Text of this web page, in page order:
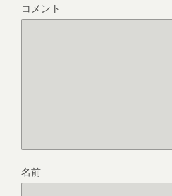
コメント
名前